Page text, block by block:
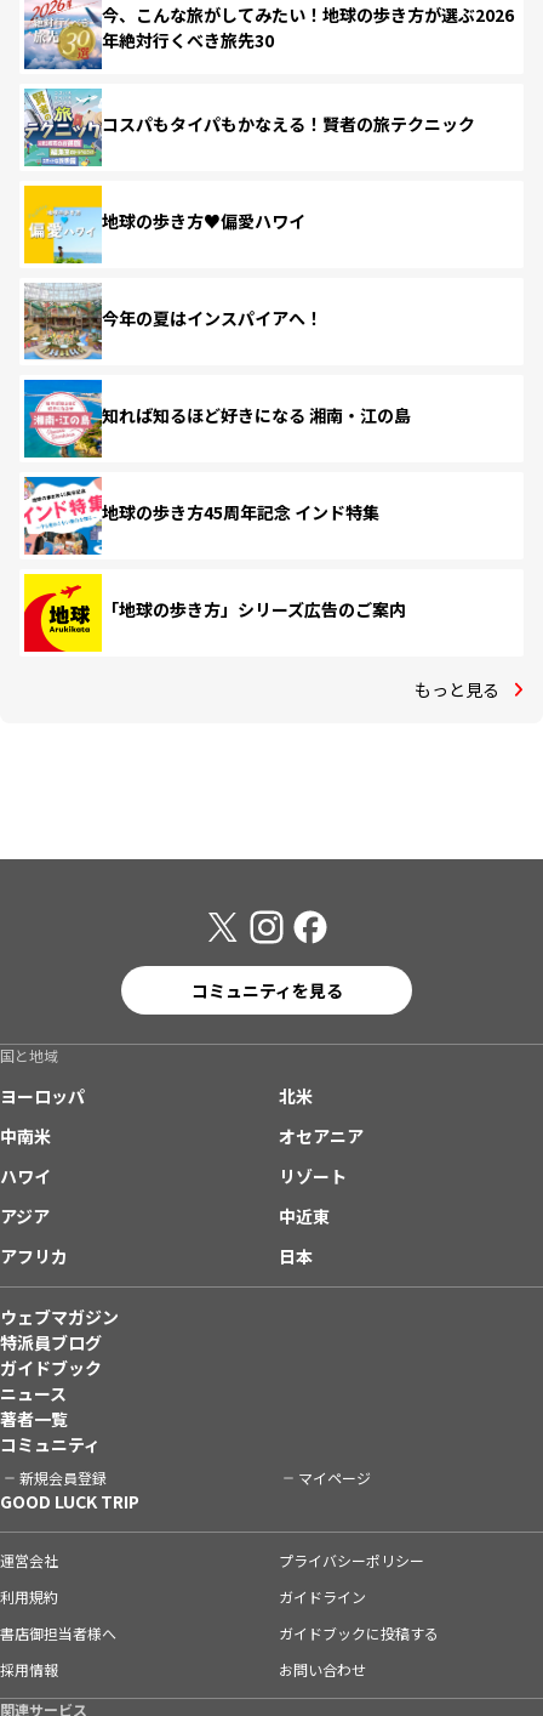
今、こんな旅がしてみたい！地球の歩き方が選ぶ2026
年絶対行くべき旅先30
コスパもタイパもかなえる！賢者の旅テクニック
地球の歩き方♥偏愛ハワイ
今年の夏はインスパイアへ！
知れば知るほど好きになる 湘南・江の島
地球の歩き方45周年記念 インド特集
「地球の歩き方」シリーズ広告のご案内
もっと見る
コミュニティを見る
国と地域
ヨーロッパ
北米
中南米
オセアニア
ハワイ
リゾート
アジア
中近東
アフリカ
日本
ウェブマガジン
特派員ブログ
ガイドブック
ニュース
著者一覧
コミュニティ
新規会員登録 マイページ
GOOD LUCK TRIP
運営会社
プライバシーポリシー
利用規約
ガイドライン
書店御担当者様へ
ガイドブックに投稿する
採用情報
お問い合わせ
関連サービス